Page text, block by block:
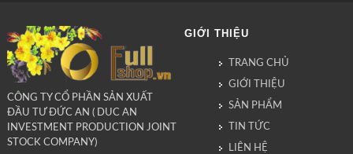
CÔNG TY CỔ PHẦN SẢN XUẤT
ĐẦU TƯ ĐỨC AN ( DUC AN
INVESTMENT PRODUCTION JOINT
STOCK COMPANY)
GIỚI THIỆU
TRANG CHỦ
GIỚI THIỆU
SẢN PHẨM
TIN TỨC
LIÊN HỆ